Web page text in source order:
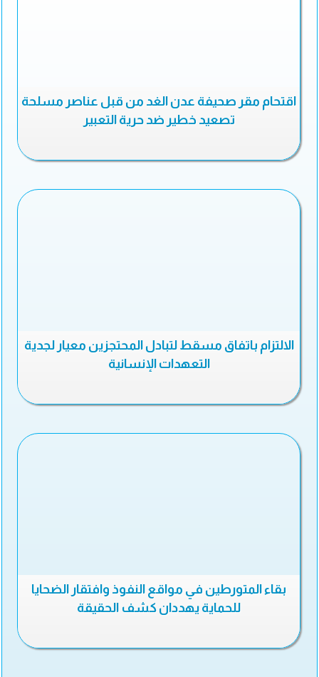
اقتحام مقر صحيفة عدن الغد من قبل عناصر مسلحة
تصعيد خطير ضد حرية التعبير
الالتزام باتفاق مسقط لتبادل المحتجزين معيار لجدية
التعهدات الإنسانية
بقاء المتورطين في مواقع النفوذ وافتقار الضحايا
للحماية يهددان كشف الحقيقة